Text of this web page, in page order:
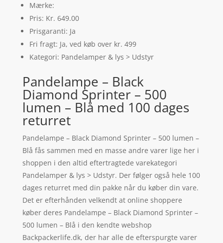
Mærke:
Pris: Kr. 649.00
Prisgaranti: Ja
Fri fragt: Ja, ved køb over kr. 499
Kategori: Pandelamper & lys > Udstyr
Pandelampe – Black
Diamond Sprinter – 500
lumen – Blå med 100 dages
returret
Pandelampe – Black Diamond Sprinter – 500 lumen –
Blå fås sammen med en masse andre varer lige her i
shoppen i den altid eftertragtede varekategori
Pandelamper & lys > Udstyr. Der følger også hele 100
dages returret med din pakke når du køber din vare.
Det er efterhånden velkendt at online shoppere
køber deres Pandelampe – Black Diamond Sprinter –
500 lumen – Blå i den kendte webshop
Backpackerlife.dk, der har alle de efterspurgte varer